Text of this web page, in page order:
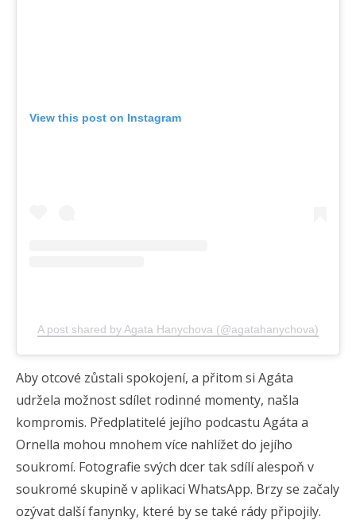
View this post on Instagram
A post shared by Agata Hanychova (@agatahanychova)
Aby otcové zůstali spokojení, a přitom si Agáta
udržela možnost sdílet rodinné momenty, našla
kompromis. Předplatitelé jejího podcastu Agáta a
Ornella mohou mnohem více nahlížet do jejího
soukromí. Fotografie svých dcer tak sdílí alespoň v
soukromé skupině v aplikaci WhatsApp. Brzy se začaly
ozývat další fanynky, které by se také rády připojily.